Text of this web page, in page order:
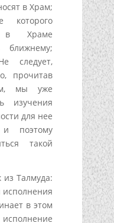
в Храм;
которого
в Храме
ближнему;
следует,
прочитав
мы уже
изучения
для нее
поэтому
такой
из Талмуда:
исполнения
в этом